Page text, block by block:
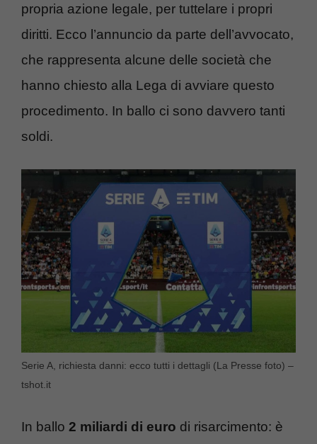
propria azione legale, per tuttelare i propri
diritti. Ecco l’annuncio da parte dell’avvocato,
che rappresenta alcune delle società che
hanno chiesto alla Lega di avviare questo
procedimento. In ballo ci sono davvero tanti
soldi.
Serie A, richiesta danni: ecco tutti i dettagli (La Presse foto) –
tshot.it
In ballo 2 miliardi di euro di risarcimento: è